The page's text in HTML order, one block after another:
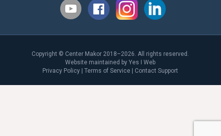
Copyright © Center Makor 2018–2026. All rights reserved.
Website maintained byYes I Web
Privacy Policy |Terms of Service | Contact Support